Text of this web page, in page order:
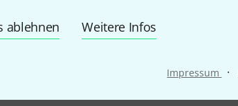
ablehnen Weitere Infos
Impressum ·